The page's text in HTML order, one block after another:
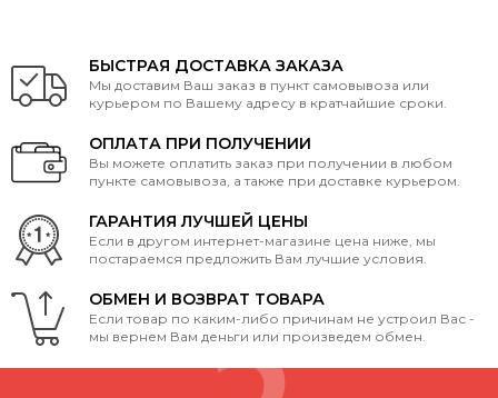
БЫСТРАЯ ДОСТАВКА ЗАКАЗА
Мы доставим Ваш заказ в пункт самовывоза или
курьером по Вашему адресу в кратчайшие сроки.
ОПЛАТА ПРИ ПОЛУЧЕНИИ
Вы можете оплатить заказ при получении в любом
пункте самовывоза, а также при доставке курьером.
ГАРАНТИЯ ЛУЧШЕЙ ЦЕНЫ
Если в другом интернет-магазине цена ниже, мы
постараемся предложить Вам лучшие условия.
ОБМЕН И ВОЗВРАТ ТОВАРА
Если товар по каким-либо причинам не устроил Вас -
мы вернем Вам деньги или произведем обмен.